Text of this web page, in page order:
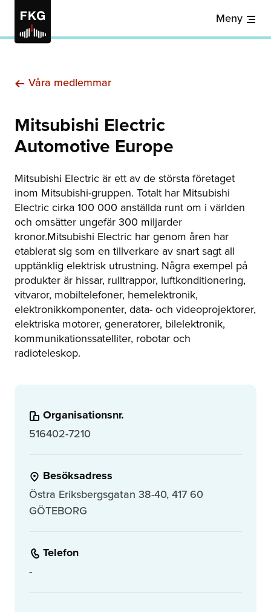
Meny
Våra medlemmar
Mitsubishi Electric
Automotive Europe
Mitsubishi Electric är ett av de största företaget
inom Mitsubishi-gruppen. Totalt har Mitsubishi
Electric cirka 100 000 anställda runt om i världen
och omsätter ungefär 300 miljarder
kronor.Mitsubishi Electric har genom åren har
etablerat sig som en tillverkare av snart sagt all
upptänklig elektrisk utrustning. Några exempel på
produkter är hissar, rulltrappor, luftkonditionering,
vitvaror, mobiltelefoner, hemelektronik,
elektronikkomponenter, data- och videoprojektorer,
elektriska motorer, generatorer, bilelektronik,
kommunikationssatelliter, robotar och
radioteleskop.
Organisationsnr.
516402-7210
Besöksadress
Östra Eriksbergsgatan 38-40, 417 60
GÖTEBORG
Telefon
-